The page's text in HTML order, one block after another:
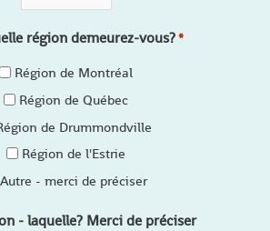
région demeurez-vous?*
Région de Montréal
Région de Québec
de Drummondville
Région de l'Estrie
Autre - merci de préciser
- laquelle? Merci de préciser